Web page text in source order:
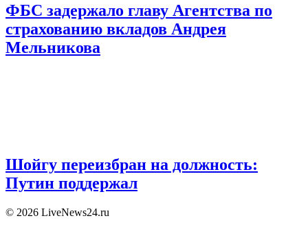
ФБС задержало главу Агентства по
страхованию вкладов Андрея
Мельникова
Шойгу переизбран на должность:
Путин поддержал
© 2026 LiveNews24.ru